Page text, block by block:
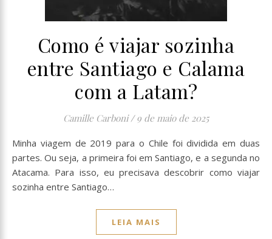
Como é viajar sozinha
entre Santiago e Calama
com a Latam?
Camille Carboni / 9 de maio de 2025
Minha viagem de 2019 para o Chile foi dividida em duas
partes. Ou seja, a primeira foi em Santiago, e a segunda no
Atacama. Para isso, eu precisava descobrir como viajar
sozinha entre Santiago…
LEIA MAIS